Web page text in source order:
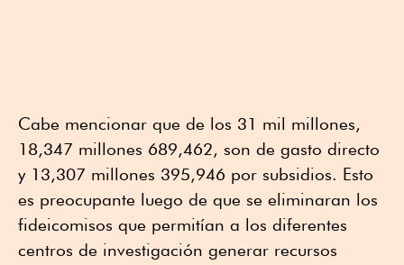
Cabe mencionar que de los 31 mil millones,
18,347 millones 689,462, son de gasto directo
y 13,307 millones 395,946 por subsidios. Esto
es preocupante luego de que se eliminaran los
fideicomisos que permitían a los diferentes
centros de investigación generar recursos